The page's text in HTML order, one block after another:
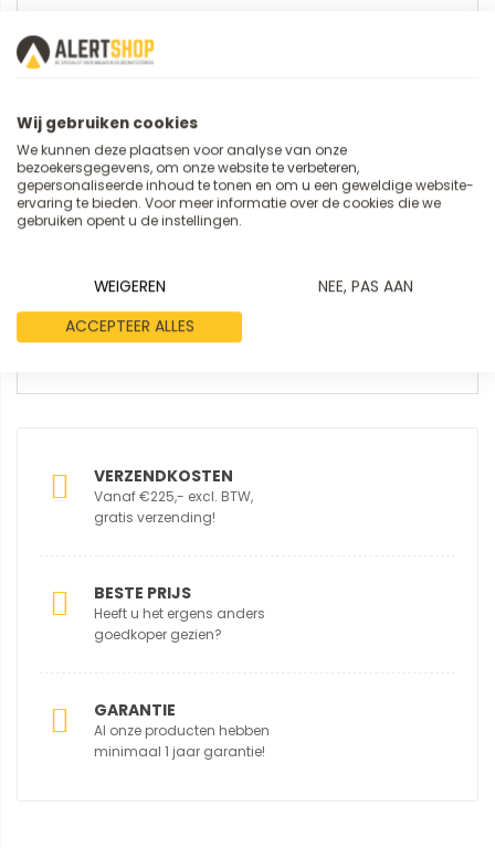
Review
REVIEW VERSTUREN
VERZENDKOSTEN
Vanaf €225,- excl. BTW,
gratis verzending!
BESTE PRIJS
Heeft u het ergens anders
goedkoper gezien?
GARANTIE
Al onze producten hebben
minimaal 1 jaar garantie!
Wij gebruiken cookies
We kunnen deze plaatsen voor analyse van onze
bezoekersgegevens, om onze website te verbeteren,
gepersonaliseerde inhoud te tonen en om u een geweldige website-
ervaring te bieden. Voor meer informatie over de cookies die we
gebruiken opent u de instellingen.
WEIGEREN
NEE, PAS AAN
ACCEPTEER ALLES